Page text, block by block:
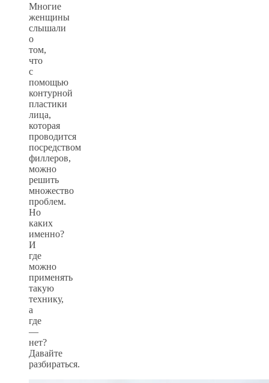
Многие
женщины
слышали
о
том,
что
с
помощью
контурной
пластики
лица,
которая
проводится
посредством
филлеров,
можно
решить
множество
проблем.
Но
каких
именно?
И
где
можно
применять
такую
технику,
а
где
—
нет?
Давайте
разбираться.